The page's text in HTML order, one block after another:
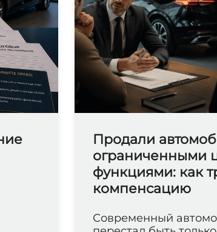
Продали
ограниченными
функциями: как
компенсацию
Современный